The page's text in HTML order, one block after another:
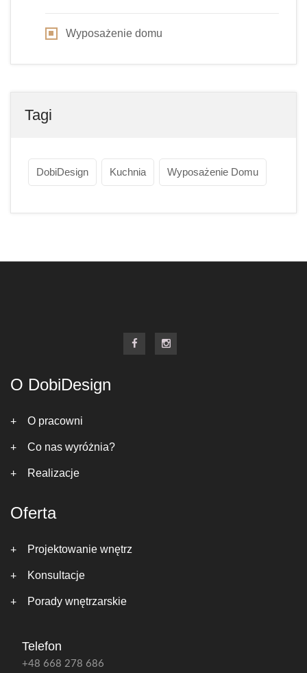
Wyposażenie domu
Tagi
DobiDesign Kuchnia Wyposażenie Domu
O DobiDesign
O pracowni
Co nas wyróżnia?
Realizacje
Oferta
Projektowanie wnętrz
Konsultacje
Porady wnętrzarskie
Telefon
+48 668 278 686